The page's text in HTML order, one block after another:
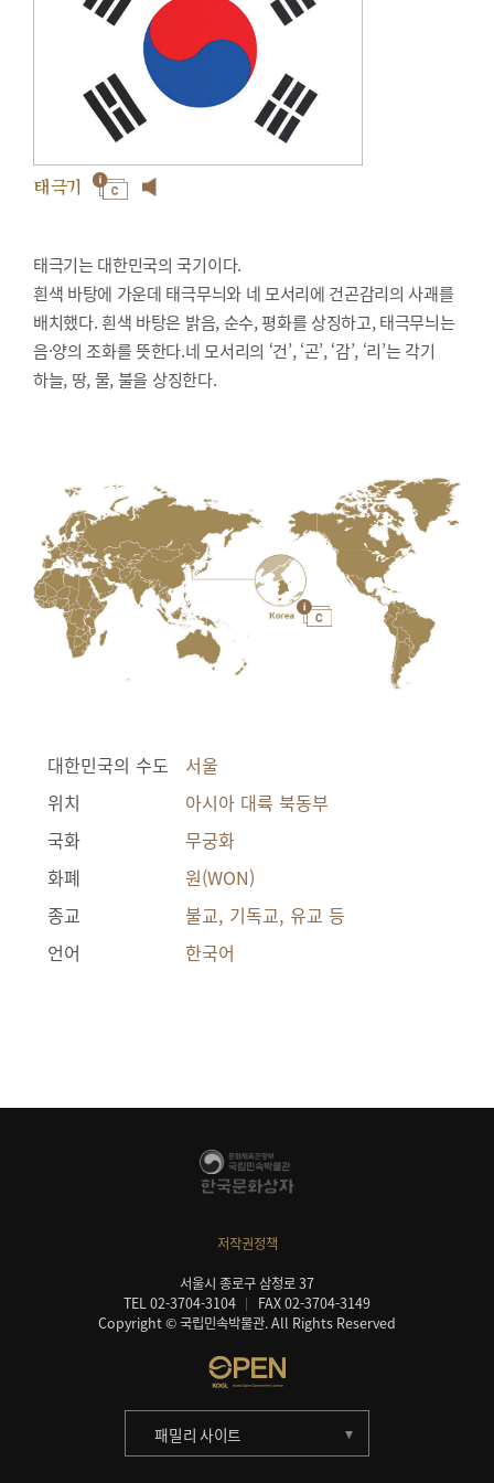
태극기
태극기는 대한민국의 국기이다.
흰색 바탕에 가운데 태극무늬와 네 모서리에 건곤감리의 사괘를
배치했다. 흰색 바탕은 밝음, 순수, 평화를 상징하고, 태극무늬는
음·양의 조화를 뜻한다.네 모서리의 ‘건’, ‘곤’, ‘감’, ‘리’는 각기
하늘, 땅, 물, 불을 상징한다.
대한민국의 수도
서울
위치
아시아 대륙 북동부
국화
무궁화
화폐
원(WON)
종교
불교, 기독교, 유교 등
언어
한국어
저작권정책
서울시 종로구 삼청로 37
TEL 02-3704-3104
FAX 02-3704-3149
Copyright © 국립민속박물관. All Rights Reserved
패밀리 사이트